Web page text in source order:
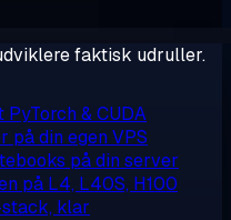
faktisk udruller.
& CUDA
på din egen VPS
på din server
på L4, L40S, H100
klar